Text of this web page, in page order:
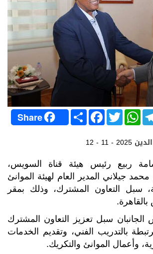
Share S
h
a
r
e
F
a
c
e
b
o
k
T
w
i
t
t
r
W
h
a
s
p
p
12 - 11 - 2025
ربيع رئيس هيئة قناة السويس،
جيلاني المدير العام لهيئة الموانئ
سبل التعاون المشترك، وذلك بمقر
الجانبان سبل تعزيز التعاون المشترك
بالتدريب الفني، وتقديم الخدمات
وأعمال الموانئ والتكريك.